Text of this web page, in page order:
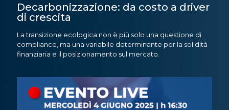
Decarbonizzazione: da costo a driver
di crescita
La transizione ecologica non è più solo una questione di
compliance, ma una variabile determinante per la solidità
finanziaria e il posizionamento sul mercato.